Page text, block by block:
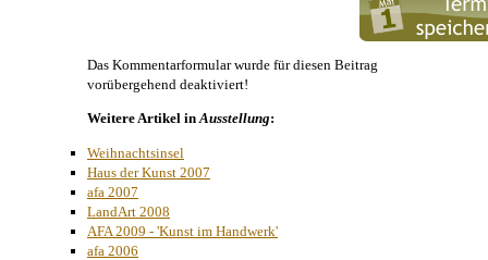
Das Kommentarformular wurde für diesen Beitrag
vorübergehend deaktiviert!
Weitere Artikel inAusstellung:
Weihnachtsinsel
Haus der Kunst 2007
afa 2007
LandArt 2008
AFA 2009 - 'Kunst im Handwerk'
afa 2006